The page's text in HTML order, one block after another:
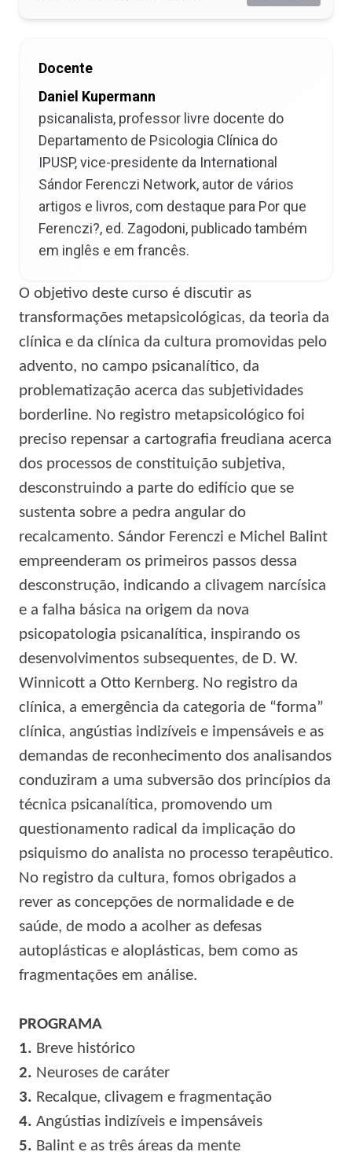
O objetivo deste curso é discutir as
transformações metapsicológicas, da teoria da
clínica e da clínica da cultura promovidas pelo
advento, no campo psicanalítico, da
problematização acerca das subjetividades
borderline. No registro metapsicológico foi
preciso repensar a cartografia freudiana acerca
dos processos de constituição subjetiva,
desconstruindo a parte do edifício que se
sustenta sobre a pedra angular do
recalcamento. Sándor Ferenczi e Michel Balint
empreenderam os primeiros passos dessa
desconstrução, indicando a clivagem narcísica
e a falha básica na origem da nova
psicopatologia psicanalítica, inspirando os
desenvolvimentos subsequentes, de D. W.
Winnicott a Otto Kernberg. No registro da
clínica, a emergência da categoria de “forma”
clínica, angústias indizíveis e impensáveis e as
demandas de reconhecimento dos analisandos
conduziram a uma subversão dos princípios da
técnica psicanalítica, promovendo um
questionamento radical da implicação do
psiquismo do analista no processo terapêutico.
No registro da cultura, fomos obrigados a
rever as concepções de normalidade e de
saúde, de modo a acolher as defesas
autoplásticas e aloplásticas, bem como as
fragmentações em análise.
PROGRAMA
1. Breve histórico
2. Neuroses de caráter
3. Recalque, clivagem e fragmentação
4. Angústias indizíveis e impensáveis
5. Balint e as três áreas da mente
Docente
Daniel Kupermann
psicanalista, professor livre docente do
Departamento de Psicologia Clínica do
IPUSP, vice-presidente da International
Sándor Ferenczi Network, autor de vários
artigos e livros, com destaque para Por que
Ferenczi?, ed. Zagodoni, publicado também
em inglês e em francês.